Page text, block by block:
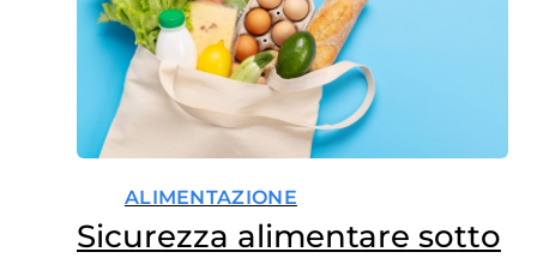
ALIMENTAZIONE
Sicurezza alimentare sotto